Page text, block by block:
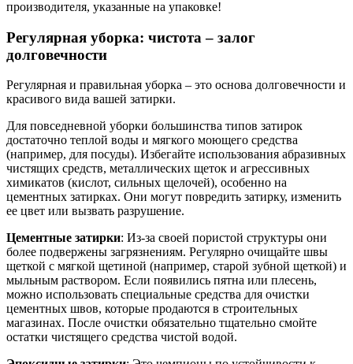
производителя, указанные на упаковке!
Регулярная уборка: чистота – залог
долговечности
Регулярная и правильная уборка – это основа долговечности и
красивого вида вашей затирки.
Для повседневной уборки большинства типов затирок
достаточно теплой воды и мягкого моющего средства
(например, для посуды). Избегайте использования абразивных
чистящих средств, металлических щеток и агрессивных
химикатов (кислот, сильных щелочей), особенно на
цементных затирках. Они могут повредить затирку, изменить
ее цвет или вызвать разрушение.
Цементные затирки: Из-за своей пористой структуры они
более подвержены загрязнениям. Регулярно очищайте швы
щеткой с мягкой щетиной (например, старой зубной щеткой) и
мыльным раствором. Если появились пятна или плесень,
можно использовать специальные средства для очистки
цементных швов, которые продаются в строительных
магазинах. После очистки обязательно тщательно смойте
остатки чистящего средства чистой водой.